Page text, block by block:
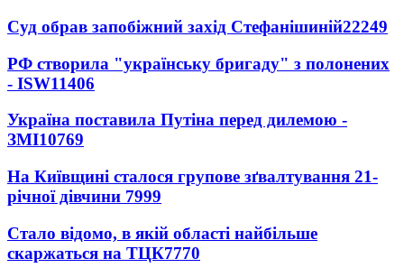
Суд обрав запобіжний захід Стефанішиній22249
РФ створила "українську бригаду" з полонених
- ISW11406
Україна поставила Путіна перед дилемою -
ЗМІ10769
На Київщині сталося групове зґвалтування 21-
річної дівчини 7999
Стало відомо, в якій області найбільше
скаржаться на ТЦК7770